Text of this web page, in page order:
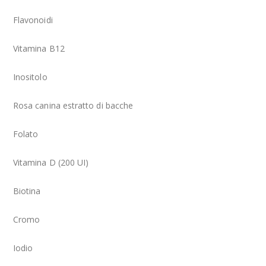
Flavonoidi
Vitamina B12
Inositolo
Rosa canina estratto di bacche
Folato
Vitamina D (200 UI)
Biotina
Cromo
Iodio